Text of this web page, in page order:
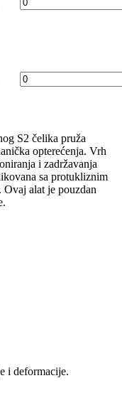
S2 čelika pruža
opterećenja. Vrh
i zadržavanja
sa protukliznim
alat je pouzdan
i deformacije.